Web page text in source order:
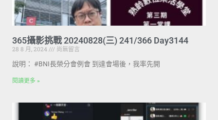
365攝影挑戰 20240828(三) 241/366 Day3144
28 8 月, 2024
尚無留言
說明： #BNI長榮分會例會 到達會場後，我率先開
閱讀更多 »